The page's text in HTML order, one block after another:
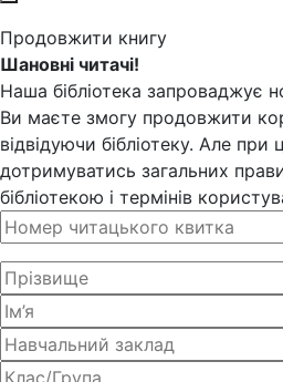
Продовжити книгу
Шановні читачі!
Наша бібліотека запроваджує
Ви маєте змогу продовжити
відвідуючи бібліотеку. Але при
дотримуватись загальних
бібліотекою і термінів